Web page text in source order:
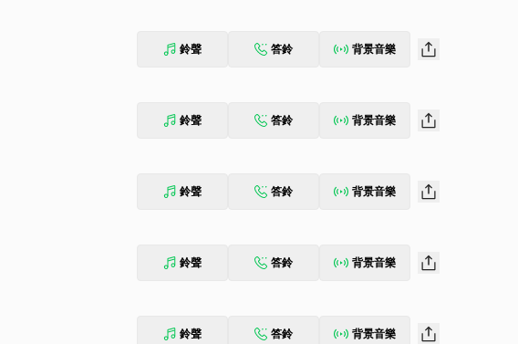
鈴聲 答鈴 背景音樂
鈴聲 答鈴 背景音樂
鈴聲 答鈴 背景音樂
鈴聲 答鈴 背景音樂
鈴聲 答鈴 背景音樂